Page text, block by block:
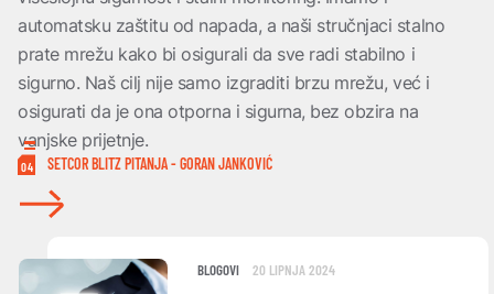
automatsku zaštitu od napada, a naši stručnjaci stalno
prate mrežu kako bi osigurali da sve radi stabilno i
sigurno. Naš cilj nije samo izgraditi brzu mrežu, već i
osigurati da je ona otporna i sigurna, bez obzira na
vanjske prijetnje.
04 SETCOR BLITZ PITANJA - GORAN JANKOVIĆ
BLOGOVI 20 LIPNJA 2024